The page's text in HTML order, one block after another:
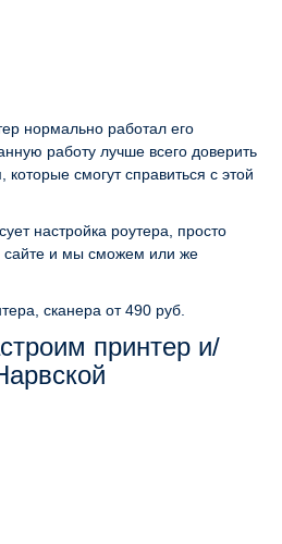
нормально работал его
работу лучше всего доверить
смогут справиться с этой
настройка роутера, просто
сайте и мы сможем или же
сканера от 490 руб.
принтер и/